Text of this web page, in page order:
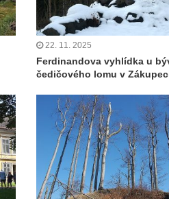
22. 11. 2025
Ferdinandova vyhlídka u
čedičového lomu v